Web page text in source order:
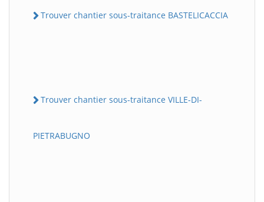
Trouver chantier sous-traitance BASTELICACCIA
Trouver chantier sous-traitance VILLE-DI-
PIETRABUGNO